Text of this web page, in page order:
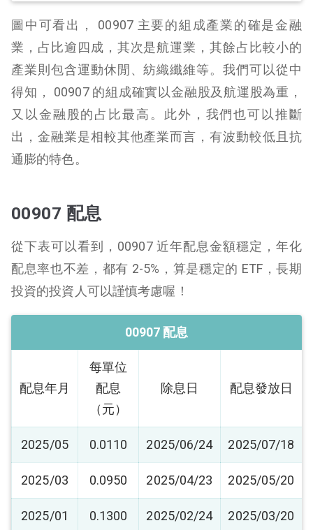
圖中可看出， 00907 主要的組成產業的確是金融
業，占比逾四成，其次是航運業，其餘占比較小的
產業則包含運動休閒、紡織纖維等。我們可以從中
得知， 00907 的組成確實以金融股及航運股為重，
又以金融股的占比最高。此外，我們也可以推斷
出，金融業是相較其他產業而言，有波動較低且抗
通膨的特色。
00907 配息
從下表可以看到，00907 近年配息金額穩定，年化
配息率也不差，都有 2-5%，算是穩定的 ETF，長期
投資的投資人可以謹慎考慮喔！
00907 配息
配息年月
每單位
配息
（元）
除息日 配息發放日
2025/05 0.0110 2025/06/24 2025/07/18
2025/03 0.0950 2025/04/23 2025/05/20
2025/01 0.1300 2025/02/24 2025/03/20